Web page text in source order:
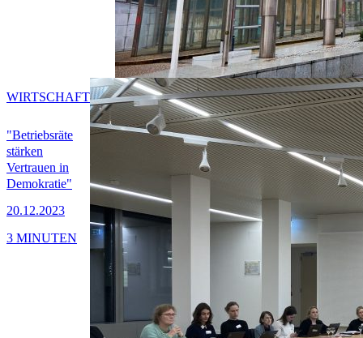
"Betriebsräte
stärken
Vertrauen in
Demokratie"
20.12.2023
WIRTSCHAFT
3 MINUTEN